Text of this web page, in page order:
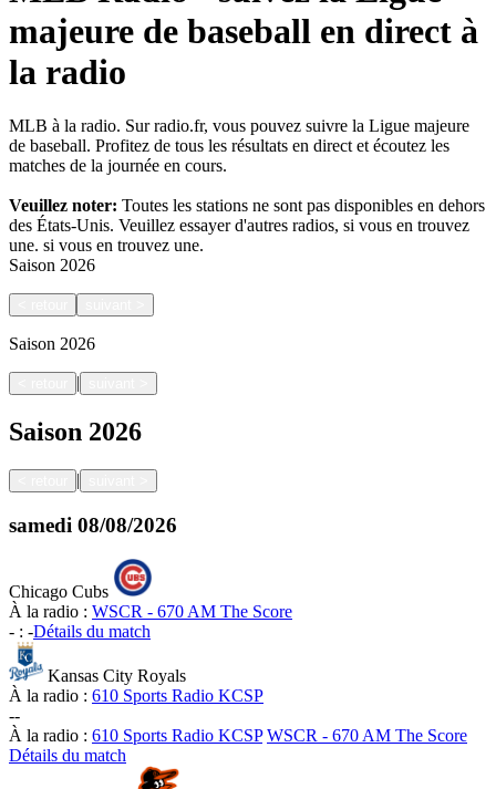
majeure de baseball en direct à
la radio
MLB à la radio. Sur radio.fr, vous pouvez suivre la Ligue majeure
de baseball. Profitez de tous les résultats en direct et écoutez les
matches de la journée en cours.
Veuillez noter: Toutes les stations ne sont pas disponibles en dehors
des États-Unis. Veuillez essayer d'autres radios, si vous en trouvez
une. si vous en trouvez une.
Saison 2026
Saison 2026
|
Saison 2026
|
samedi 08/08/2026
Chicago Cubs
À la radio : WSCR - 670 AM The Score
- : -Détails du match
Kansas City Royals
À la radio : 610 Sports Radio KCSP
--
À la radio : 610 Sports Radio KCSP WSCR - 670 AM The Score
Détails du match